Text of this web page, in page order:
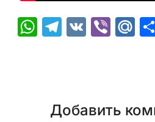
WhatsApp
Telegram
VK
Добавить